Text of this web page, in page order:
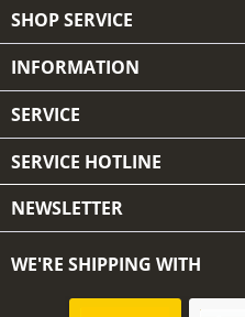
SHOP SERVICE
INFORMATION
SERVICE
SERVICE HOTLINE
NEWSLETTER
WE'RE SHIPPING WITH